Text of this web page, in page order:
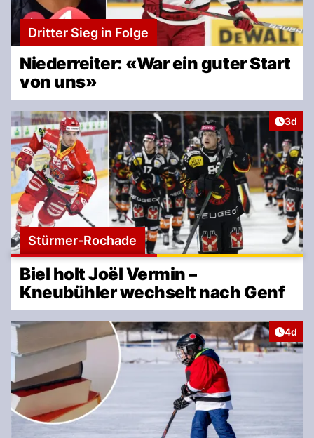
Dritter Sieg in Folge
Niederreiter: «War ein guter Start
von uns»
3d
Stürmer-Rochade
Biel holt Joël Vermin –
Kneubühler wechselt nach Genf
4d